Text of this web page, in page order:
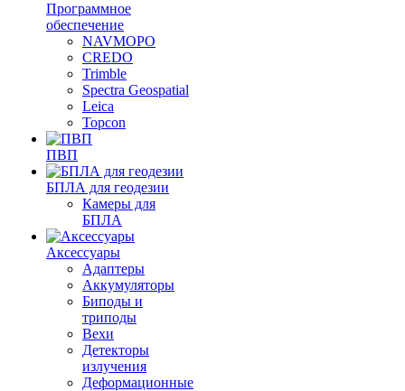
Программное
обеспечение
NAVMOPO
CREDO
Trimble
Spectra Geospatial
Leica
Topcon
ПВП
БПЛА для геодезии
Камеры для
БПЛА
Аксессуары
Адаптеры
Аккумуляторы
Биподы и
триподы
Вехи
Детекторы
излучения
Деформационные